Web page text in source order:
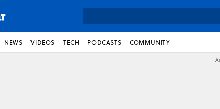
NEWS VIDEOS TECH PODCASTS COMMUNITY